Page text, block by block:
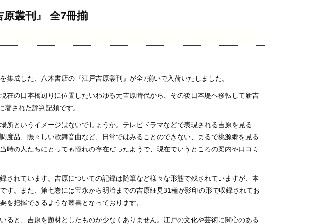
叢刊』 全7冊揃
集成した、八木書店の『江戸吉原叢刊』が全7揃いで入荷いたしました。
在の日本橋辺りに位置したいわゆる元吉原時代から、その後日本堤へ移転して新吉
された評判記類です。
所というイメージはないでしょうか。テレビドラマなどで表現される吉原を見る
度品、賑々しい歌舞音曲など、日常ではみることのできない、まるで桃源郷を見る
時の人たちにとっても憧れの存在だったようで、現在でいうところの案内や口コミ
されています。吉原についての記録は随筆など様々な形態で残されていますが、本
す。また、第七巻には宝永から明治までの吉原細見31種が影印の形で収録されてお
を把握できるような叢書となっております。
ると、吉原を題材としたものが少なくありません。江戸の文化や芸術に関心のある